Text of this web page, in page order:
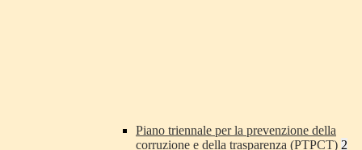
Piano triennale per la prevenzione della
corruzione e della trasparenza (PTPCT) 2